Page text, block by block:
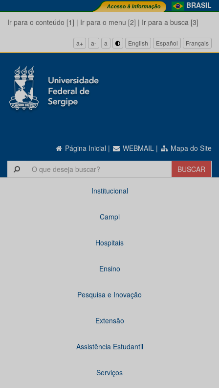
BRASIL
Ir para o conteúdo [1] | Ir para o menu [2] | Ir para a busca [3]
a+ a- a English Español Français
Página Inicial | WEBMAIL | Mapa do Site
Institucional
Campi
Hospitais
Ensino
Pesquisa e Inovação
Extensão
Assistência Estudantil
Serviços